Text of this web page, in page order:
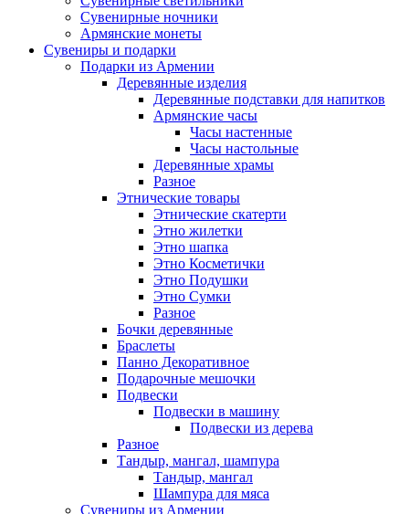
Сувенирные ночники
Армянские монеты
Сувениры и подарки
Подарки из Армении
Деревянные изделия
Деревянные подставки для напитков
Армянские часы
Часы настенные
Часы настольные
Деревянные храмы
Разное
Этнические товары
Этнические скатерти
Этно жилетки
Этно шапка
Этно Косметички
Этно Подушки
Этно Сумки
Разное
Бочки деревянные
Браслеты
Панно Декоративное
Подарочные мешочки
Подвески
Подвески в машину
Подвески из дерева
Разное
Тандыр, мангал, шампура
Тандыр, мангал
Шампура для мяса
Сувениры из Армении